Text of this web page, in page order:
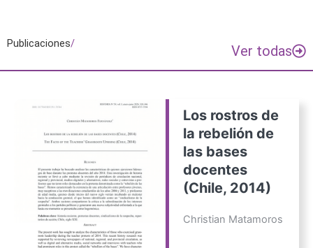
Publicaciones/ Ver todas
Los rostros de
la rebelión de
las bases
docentes
(Chile, 2014)
Christian Matamoros